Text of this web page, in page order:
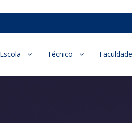
Escola Técnico Faculdade